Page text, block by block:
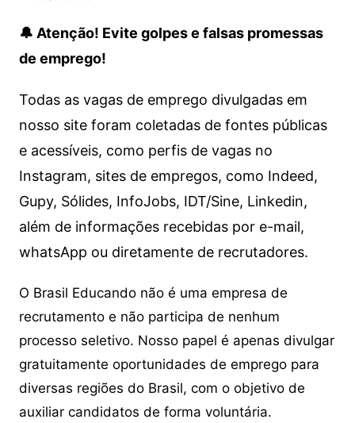
🔔 Atenção! Evite golpes e falsas promessas
de emprego!
Todas as vagas de emprego divulgadas em
nosso site foram coletadas de fontes públicas
e acessíveis, como perfis de vagas no
Instagram, sites de empregos, como Indeed,
Gupy, Sólides, InfoJobs, IDT/Sine, Linkedin,
além de informações recebidas por e-mail,
whatsApp ou diretamente de recrutadores.
O Brasil Educando não é uma empresa de
recrutamento e não participa de nenhum
processo seletivo. Nosso papel é apenas divulgar
gratuitamente oportunidades de emprego para
diversas regiões do Brasil, com o objetivo de
auxiliar candidatos de forma voluntária.